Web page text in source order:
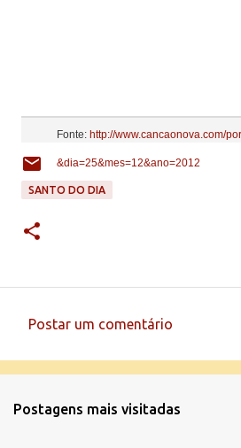
Fonte: http://www.cancaonova.com/
&dia=25&mes=12&ano=2012
SANTO DO DIA
e
Postar um comentário
Postagens mais visitadas